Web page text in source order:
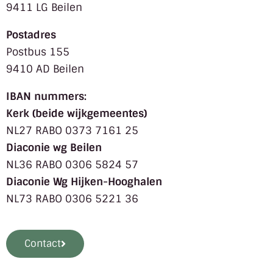
9411 LG Beilen
Postadres
Postbus 155
9410 AD Beilen
IBAN nummers:
Kerk (beide wijkgemeentes)
NL27 RABO 0373 7161 25
Diaconie wg Beilen
NL36 RABO 0306 5824 57
Diaconie Wg Hijken-Hooghalen
NL73 RABO 0306 5221 36
Contact